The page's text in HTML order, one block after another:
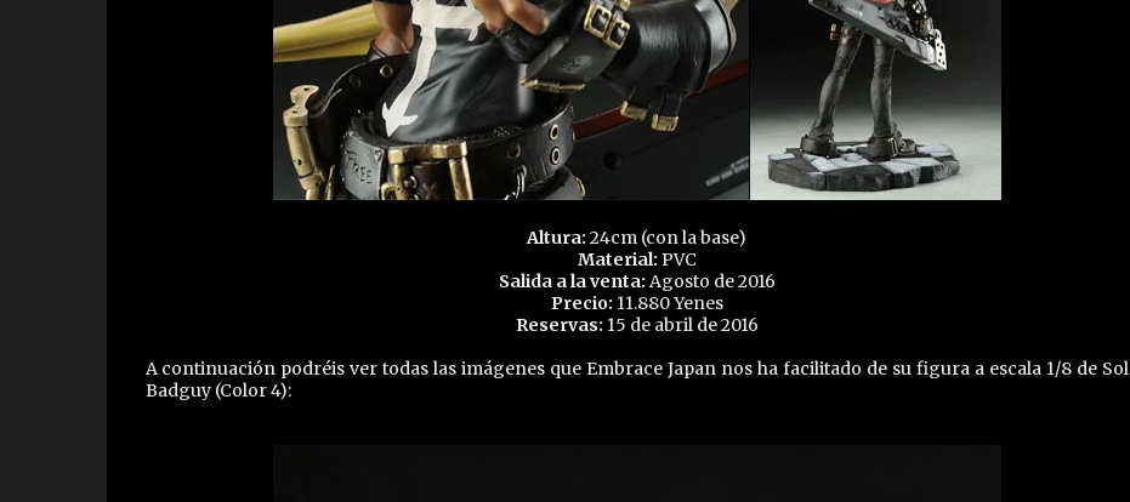
Altura: 24cm (con la base)
Material: PVC
Salida a la venta: Agosto de 2016
Precio: 11.880 Yenes
Reservas: 15 de abril de 2016
A continuación podréis ver todas las imágenes que Embrace Japan nos ha facilitado de su figura a escala 1/8 de Sol
Badguy (Color 4):